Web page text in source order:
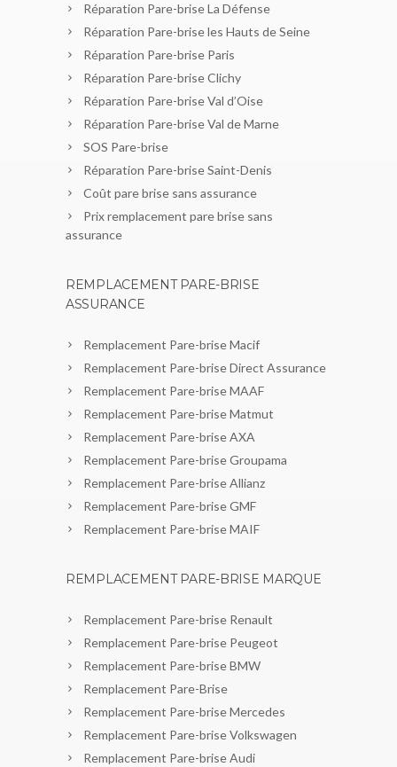
Réparation Pare-brise La Défense
Réparation Pare-brise les Hauts de Seine
Réparation Pare-brise Paris
Réparation Pare-brise Clichy
Réparation Pare-brise Val d’Oise
Réparation Pare-brise Val de Marne
SOS Pare-brise
Réparation Pare-brise Saint-Denis
Coût pare brise sans assurance
Prix remplacement pare brise sans
assurance
REMPLACEMENT PARE-BRISE
ASSURANCE
Remplacement Pare-brise Macif
Remplacement Pare-brise Direct Assurance
Remplacement Pare-brise MAAF
Remplacement Pare-brise Matmut
Remplacement Pare-brise AXA
Remplacement Pare-brise Groupama
Remplacement Pare-brise Allianz
Remplacement Pare-brise GMF
Remplacement Pare-brise MAIF
REMPLACEMENT PARE-BRISE MARQUE
Remplacement Pare-brise Renault
Remplacement Pare-brise Peugeot
Remplacement Pare-brise BMW
Remplacement Pare-Brise
Remplacement Pare-brise Mercedes
Remplacement Pare-brise Volkswagen
Remplacement Pare-brise Audi